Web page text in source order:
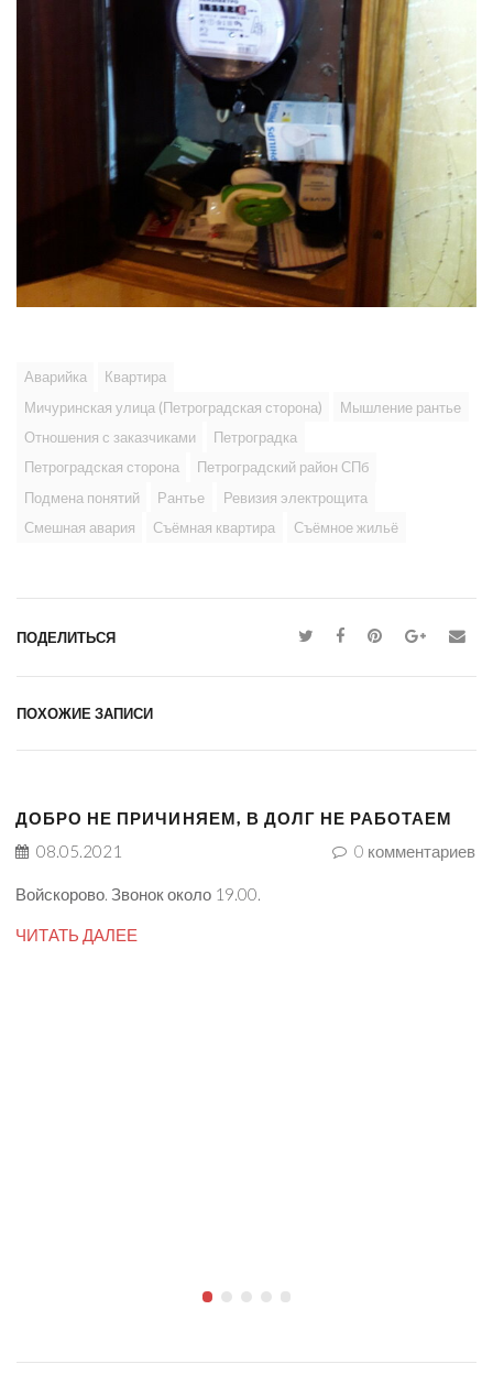
Аварийка
Квартира
Мичуринская улица (Петроградская сторона)
Мышление рантье
Отношения с заказчиками
Петроградка
Петроградская сторона
Петроградский район СПб
Подмена понятий
Рантье
Ревизия электрощита
Смешная авария
Съёмная квартира Съёмное жильё
ПОДЕЛИТЬСЯ
ПОХОЖИЕ ЗАПИСИ
ДОБРО НЕ ПРИЧИНЯЕМ, В ДОЛГ НЕ РАБОТАЕМ
08.05.2021
0 комментариев
Войскорово. Звонок около 19.00.
ЧИТАТЬ ДАЛЕЕ